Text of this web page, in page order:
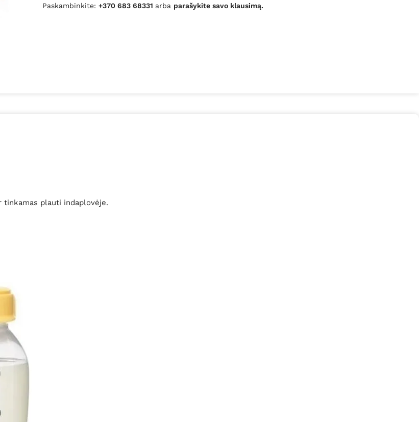
Paskambinkite:+370 683 68331 arba parašykite savo klausimą.
plauti indaplovėje.